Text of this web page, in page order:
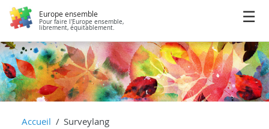
Europe ensemble
Pour faire l'Europe ensemble,
librement, équitablement.
Accueil Surveylang